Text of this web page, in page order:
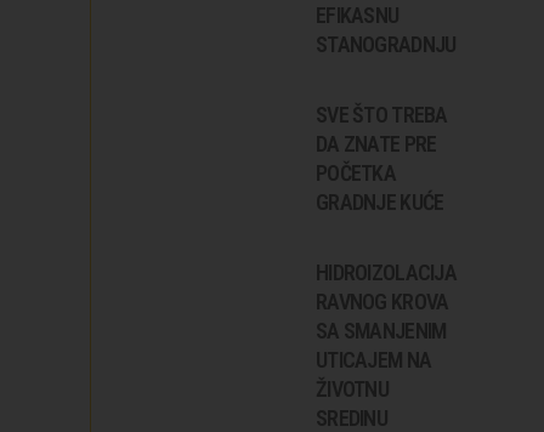
EFIKASNU
STANOGRADNJU
SVE ŠTO TREBA
DA ZNATE PRE
POČETKA
GRADNJE KUĆE
HIDROIZOLACIJA
RAVNOG KROVA
SA SMANJENIM
UTICAJEM NA
ŽIVOTNU
SREDINU